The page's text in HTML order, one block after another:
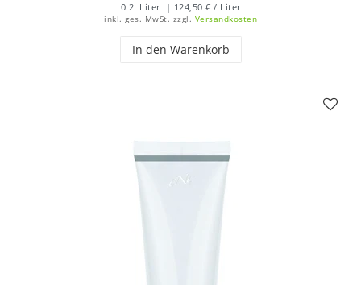
0.2 Liter | 124,50 € / Liter
inkl. ges. MwSt. zzgl. Versandkosten
In den Warenkorb